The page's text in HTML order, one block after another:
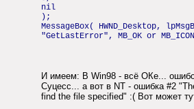
nil
);
MessageBox( HWND_Desktop,
"GetLastError", MB_OK or
И имеем: В Win98 - всё ОКе...
Суцесс... а вот в NT - ошибка #2
find the file specified" :( Вот может